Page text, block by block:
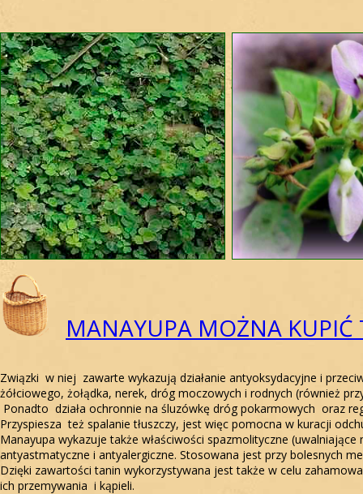
MANAYUPA MOŻNA KUPIĆ
Związki w niej zawarte wykazują działanie antyoksydacyjne i
żółciowego, żołądka, nerek, dróg moczowych i rodnych (również
Ponadto działa ochronnie na śluzówkę dróg pokarmowych oraz
Przyspiesza też spalanie tłuszczy, jest więc pomocna w kuracji
Manayupa wykazuje także właściwości spazmolityczne
antyastmatyczne i antyalergiczne. Stosowana jest przy bolesnych
Dzięki zawartości tanin wykorzystywana jest także w celu
ich przemywania i kąpieli.